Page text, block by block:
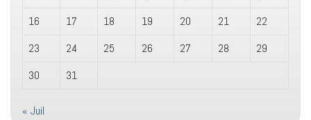
16
17 18 19 20 21
22
23
24 25 26 27 28
29
30
31
« Juil